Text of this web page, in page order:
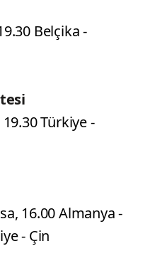
Belçika -
Türkiye -
16.00 Almanya -
- Çin